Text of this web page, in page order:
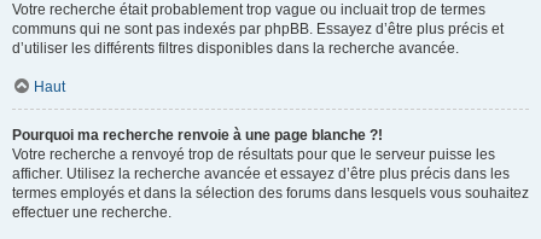
Votre recherche était probablement trop vague ou incluait trop de termes
communs qui ne sont pas indexés par phpBB. Essayez d’être plus précis et
d’utiliser les différents filtres disponibles dans la recherche avancée.
Haut
Pourquoi ma recherche renvoie à une page blanche ?!
Votre recherche a renvoyé trop de résultats pour que le serveur puisse les
afficher. Utilisez la recherche avancée et essayez d’être plus précis dans les
termes employés et dans la sélection des forums dans lesquels vous souhaitez
effectuer une recherche.